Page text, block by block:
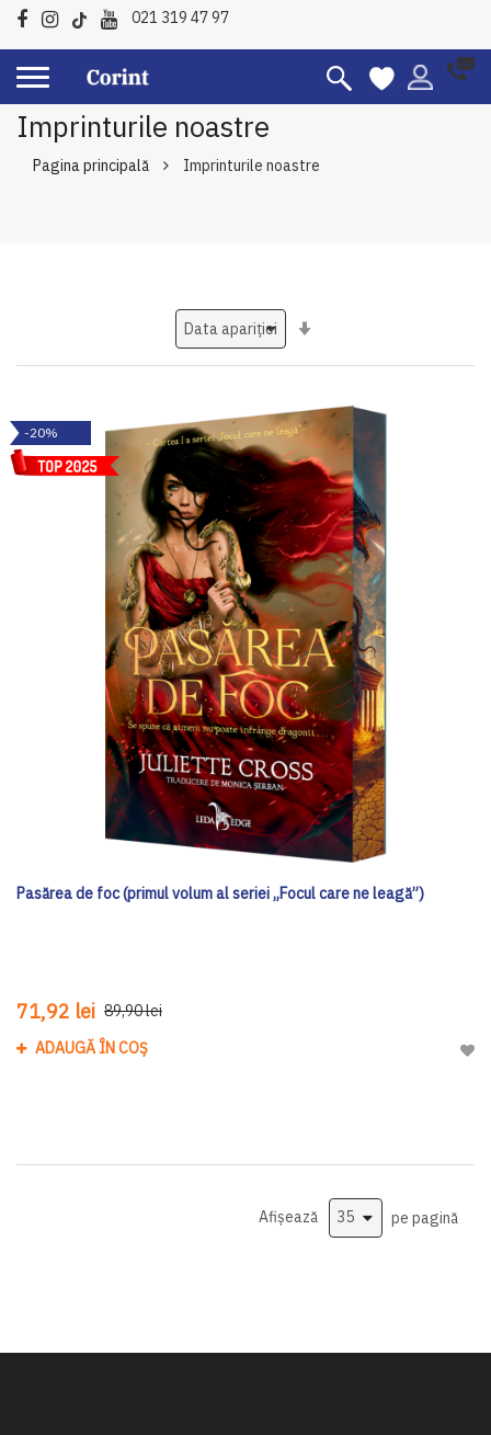
021 319 47 97
Imprinturile noastre
Pagina principală Imprinturile noastre
-20%
Pasărea de foc (primul volum al seriei „Focul care ne leagă”)
71,92 lei 89,90 lei
ADAUGĂ ÎN COȘ
Afișează pe pagină